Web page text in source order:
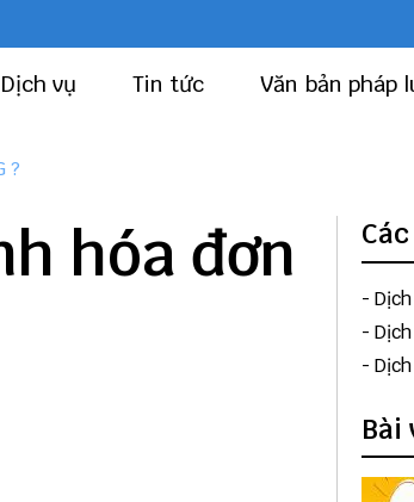
Dịch vụ Tin tức Văn bản pháp
?
hóa đơn
-
-
-
Bài